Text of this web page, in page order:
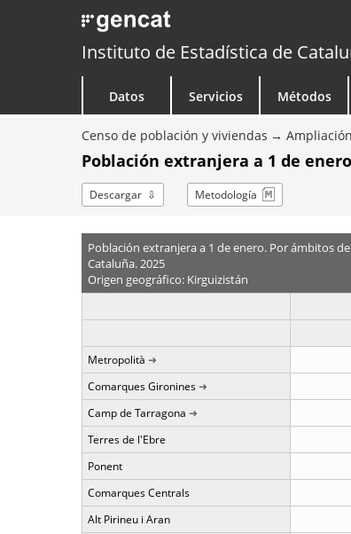
Instituto de Estadística de
Datos Servicios Métodos
Censo de población y viviendas
Población extranjera a 1 de
Descargar Metodología
Población extranjera a 1 de enero. Por ámbitos
Cataluña. 2025
Origen geográfico: Kirguizistán
Metropolità
Comarques Gironines
Camp de Tarragona
Terres de l'Ebre
Ponent
Comarques Centrals
Alt Pirineu i Aran